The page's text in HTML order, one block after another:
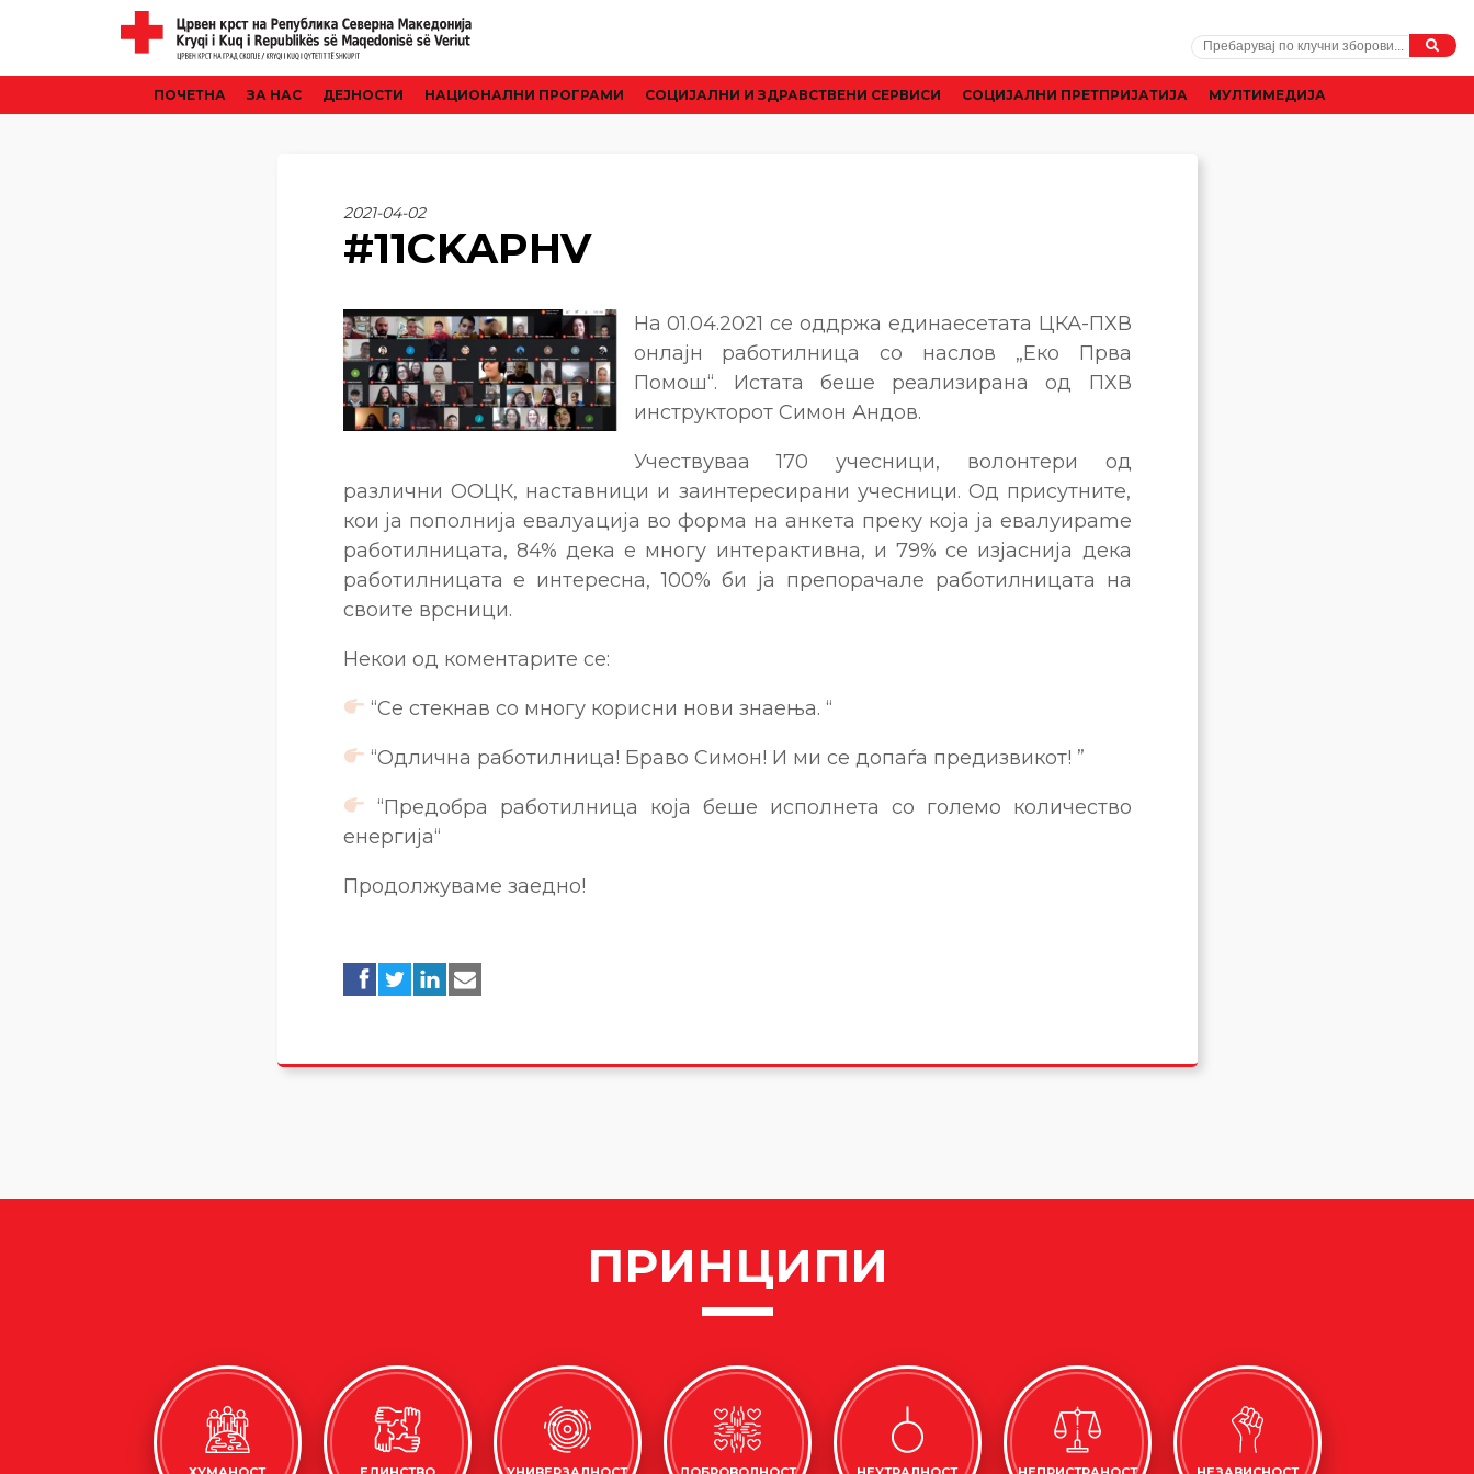
ПОЧЕТНА ЗА НАС ДЕЈНОСТИ НАЦИОНАЛНИ ПРОГРАМИ CОЦИЈАЛНИ И ЗДРАВСТВЕНИ СЕРВИСИ СОЦИЈАЛНИ ПРЕТПРИЈАТИЈА МУЛТИМЕДИЈА
2021-04-02
#11CKAPHV
На 01.04.2021 се оддржа единаесетата ЦКА-ПХВ
онлајн работилница со наслов „Еко Прва
Помош“. Истата беше реализирана од ПХВ
инструкторот Симон Андов.
Учествуваа 170 учесници, волонтери од
различни ООЦК, наставници и заинтересирани учесници. Од присутните,
кои ја пополнија евалуација во форма на анкета преку која ја евалуираme
работилницата, 84% дека е многу интерактивна, и 79% се изјаснија дека
работилницата е интересна, 100% би ја препорачале работилницата на
своите врсници.
Некои од коментарите се:
“Се стекнав со многу корисни нови знаења. “
“Одлична работилница! Браво Симон! И ми се допаѓа предизвикот! ”
“Предобра работилница која беше исполнета со големо количество
енергија“
Продолжуваме заедно!
ПРИНЦИПИ